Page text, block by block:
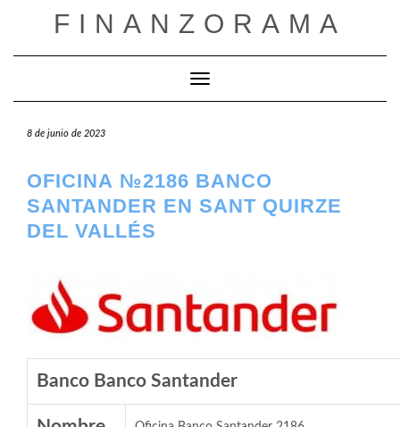
FINANZORAMA
Cambiar modo de navegación
8 de junio de 2023
OFICINA №2186 BANCO
SANTANDER EN SANT QUIRZE
DEL VALLÉS
Banco Banco Santander